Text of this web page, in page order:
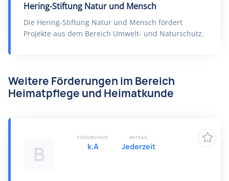
Hering-Stiftung Natur und Mensch
Die Hering-Stiftung Natur und Mensch fördert
Projekte aus dem Bereich Umwelt- und Naturschutz.
Weitere Förderungen im Bereich
Heimatpflege und Heimatkunde
B
FÖRDERHÖHE
k.A
ANTRAG
Jederzeit